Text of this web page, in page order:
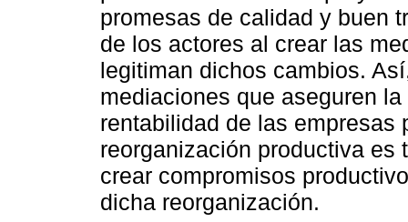
promesas de calidad y buen
de los actores al crear las
legitiman dichos cambios.
mediaciones que aseguren
rentabilidad de las empresas
reorganización productiva es
crear compromisos
dicha reorganización.